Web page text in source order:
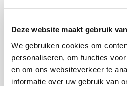
Deze website maakt gebruik
We gebruiken cookies om
personaliseren, om functies
en om ons websiteverkeer te
informatie over uw gebruik van
cameratoepassingen.
Lees meer Lees meer
Bedrijven